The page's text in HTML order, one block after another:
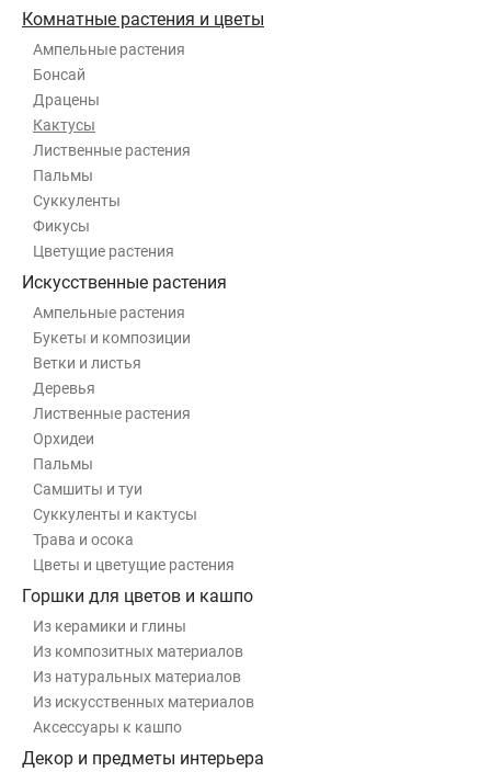
Комнатные растения и цветы
Ампельные растения
Бонсай
Драцены
Кактусы
Лиственные растения
Пальмы
Суккуленты
Фикусы
Цветущие растения
Искусственные растения
Ампельные растения
Букеты и композиции
Ветки и листья
Деревья
Лиственные растения
Орхидеи
Пальмы
Самшиты и туи
Суккуленты и кактусы
Трава и осока
Цветы и цветущие растения
Горшки для цветов и кашпо
Из керамики и глины
Из композитных материалов
Из натуральных материалов
Из искусственных материалов
Аксессуары к кашпо
Декор и предметы интерьера